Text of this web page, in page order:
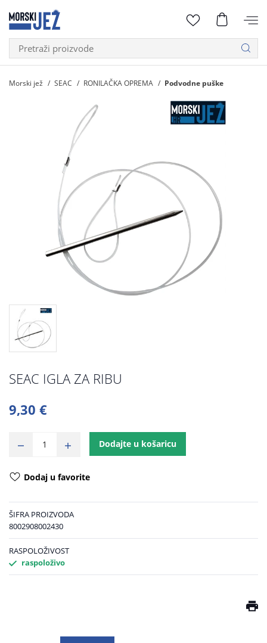
Morski jež SEAC RONILAČKA OPREMA Podvodne puške
SEAC IGLA ZA RIBU
9,30 €
Dodajte u košaricu
Dodaj u favorite
ŠIFRA PROIZVODA
8002908002430
RASPOLOŽIVOST
raspoloživo